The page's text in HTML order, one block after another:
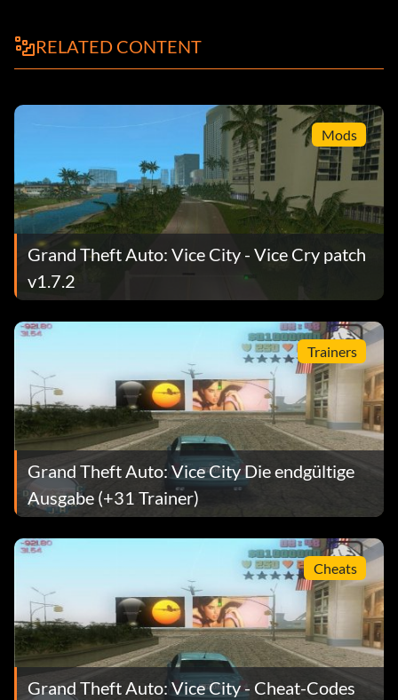
RELATED CONTENT
Mods
Grand Theft Auto: Vice City - Vice Cry patch
v1.7.2
Trainers
Grand Theft Auto: Vice City Die endgültige
Ausgabe (+31 Trainer)
Cheats
Grand Theft Auto: Vice City - Cheat-Codes